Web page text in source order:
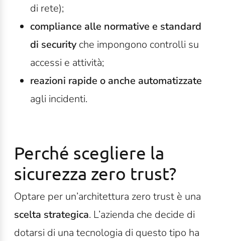
di rete);
compliance alle normative e standard
di securityche impongono controlli su
accessi e attività;
reazioni rapide o anche automatizzate
agli incidenti.
Perché scegliere la
sicurezza zero trust?
Optare per un’architettura zero trust è una
scelta strategica. L’azienda che decide di
dotarsi di una tecnologia di questo tipo ha